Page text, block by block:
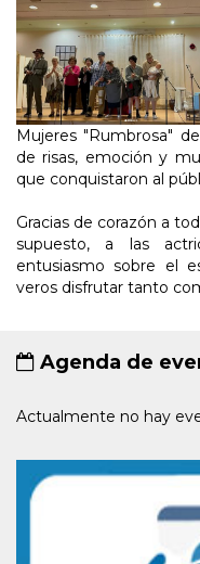
Mujeres "Rumbrosa"
de risas, emoción y
que conquistaron al
Gracias de corazón a
supuesto, a las
entusiasmo sobre el
veros disfrutar tanto
Agenda de
Actualmente no hay